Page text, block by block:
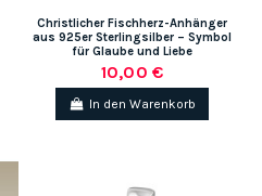
Christlicher Fischherz-Anhänger
aus 925er Sterlingsilber – Symbol
für Glaube und Liebe
10,00 €
In den Warenkorb